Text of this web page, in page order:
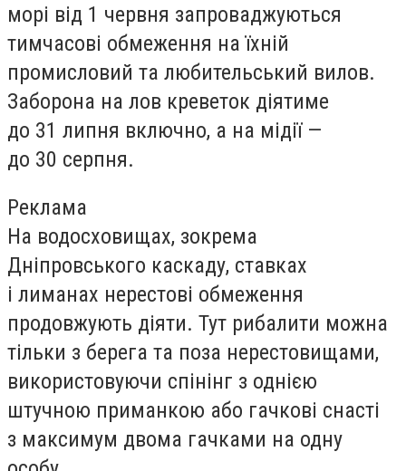
морі від 1 червня запроваджуються
тимчасові обмеження на їхній
промисловий та любительський вилов.
Заборона на лов креветок діятиме
до 31 липня включно, а на мідії —
до 30 серпня.
Реклама
На водосховищах, зокрема
Дніпровського каскаду, ставках
і лиманах нерестові обмеження
продовжують діяти. Тут рибалити можна
тільки з берега та поза нерестовищами,
використовуючи спінінг з однією
штучною приманкою або гачкові снасті
з максимум двома гачками на одну